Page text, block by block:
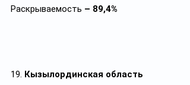
Раскрываемость – 89,4%
19. Кызылординская область